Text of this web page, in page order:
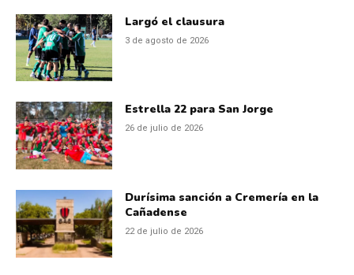
Largó el clausura
3 de agosto de 2026
Estrella 22 para San Jorge
26 de julio de 2026
Durísima sanción a Cremería en la
Cañadense
22 de julio de 2026